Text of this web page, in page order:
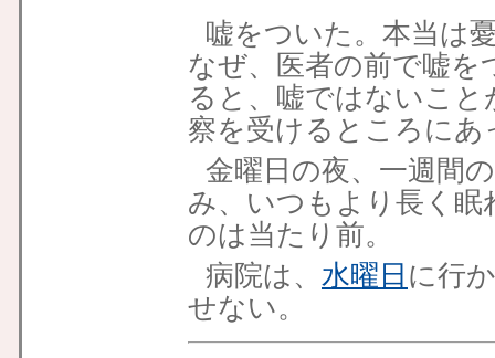
嘘をついた。本当は
なぜ、医者の前で嘘
ると、嘘ではないこ
察を受けるところにあ
金曜日の夜、一週間
み、いつもより長く眠
のは当たり前。
病院は、 水曜日 に行
せない。